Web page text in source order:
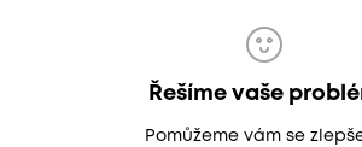
Řešíme vaše
Pomůžeme vám se